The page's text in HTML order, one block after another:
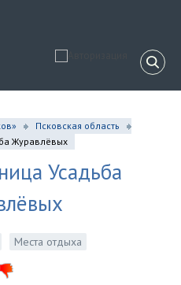
Псковская область
Журавлёвых
Усадьба
Места отдыха